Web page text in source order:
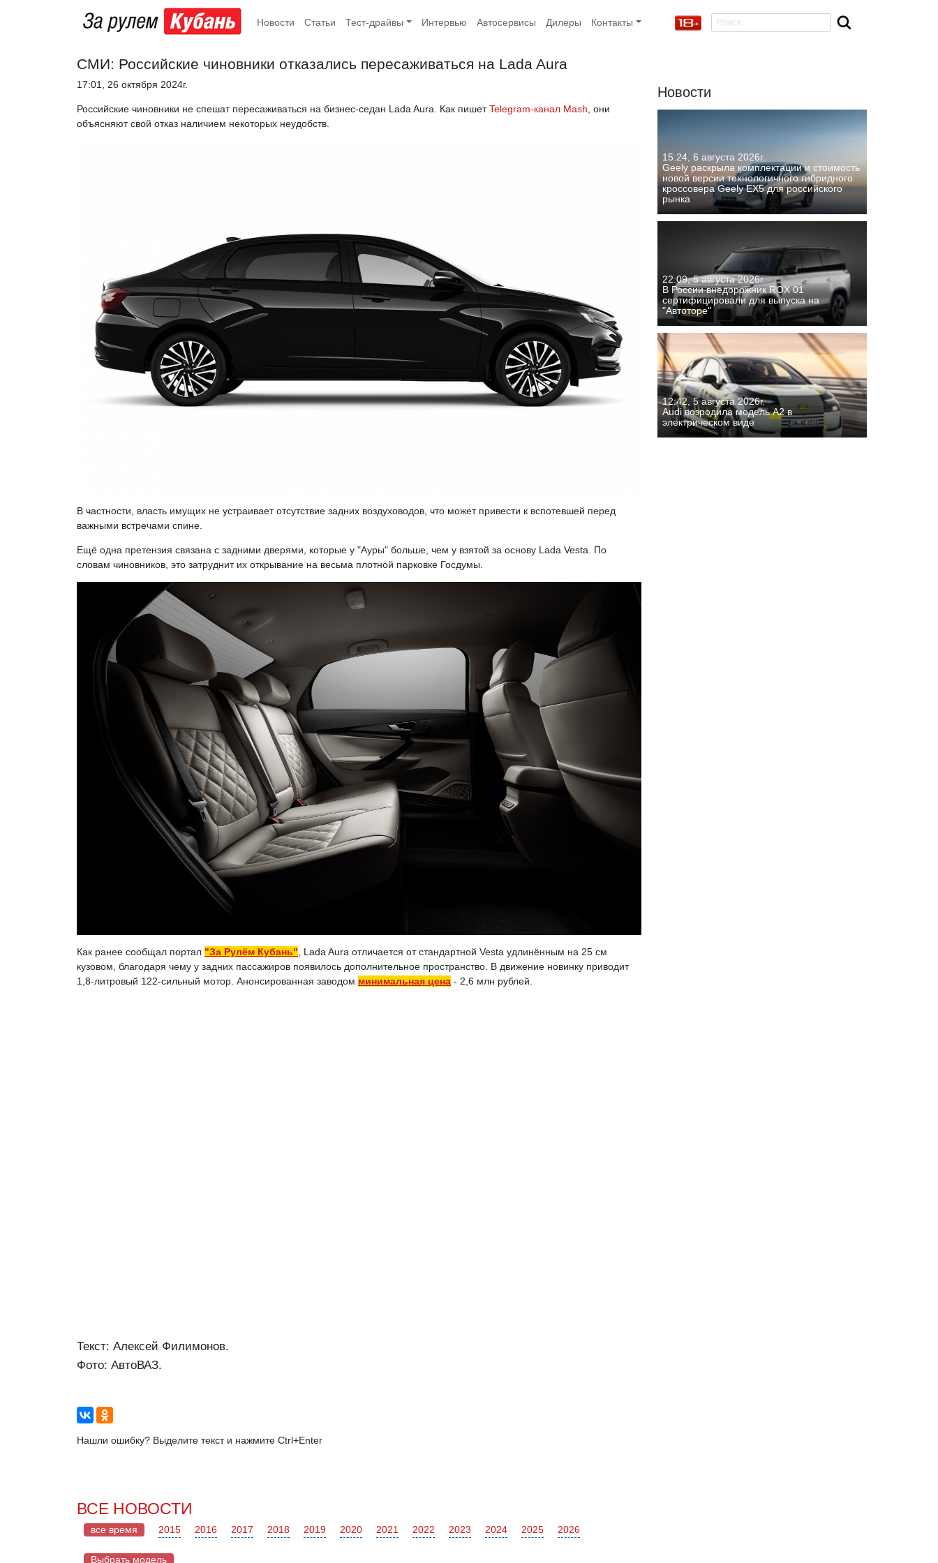
Новости Статьи Тест-драйвы Интервью Автосервисы Дилеры Контакты
СМИ: Российские чиновники отказались пересаживаться на Lada Aura
17:01, 26 октября 2024г.
Российские чиновники не спешат пересаживаться на бизнес-седан Lada Aura. Как пишетTelegram-канал Mash , они
объясняют свой отказ наличием некоторых неудобств.
В частности, власть имущих не устраивает отсутствие задних воздуховодов, что может привести к вспотевшей перед
важными встречами спине.
Ещё одна претензия связана с задними дверями, которые у "Ауры" больше, чем у взятой за основу Lada Vesta. По
словам чиновников, это затруднит их открывание на весьма плотной парковке Госдумы.
Как ранее сообщал портал "За Рулём Кубань" , Lada Aura отличается от стандартной Vesta удлинённым на 25 см
кузовом, благодаря чему у задних пассажиров появилось дополнительное пространство. В движение новинку приводит
1,8-литровый 122-сильный мотор. Анонсированная заводом минимальная цена - 2,6 млн рублей.
Текст: Алексей Филимонов.
Фото: АвтоВАЗ.
Нашли ошибку? Выделите текст и нажмите Ctrl+Enter
ВСЕ НОВОСТИ
все время 2015 2016 2017 2018 2019 2020 2021 2022 2023 2024 2025 2026
Выбрать модель
Новости
15:24, 6 августа 2026г.
Geely раскрыла комплектации и стоимость
новой версии технологичного гибридного
кроссовера Geely EX5 для российского
рынка
22:09, 5 августа 2026г.
В России внедорожник ROX 01
сертифицировали для выпуска на
"Автоторе"
12:42, 5 августа 2026г.
Audi возродила модель A2 в
электрическом виде